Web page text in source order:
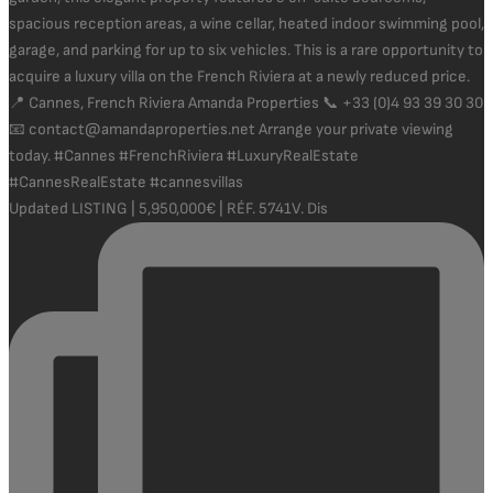
Updated LISTING | 5,950,000€ | RÉF. 5741V. Dis